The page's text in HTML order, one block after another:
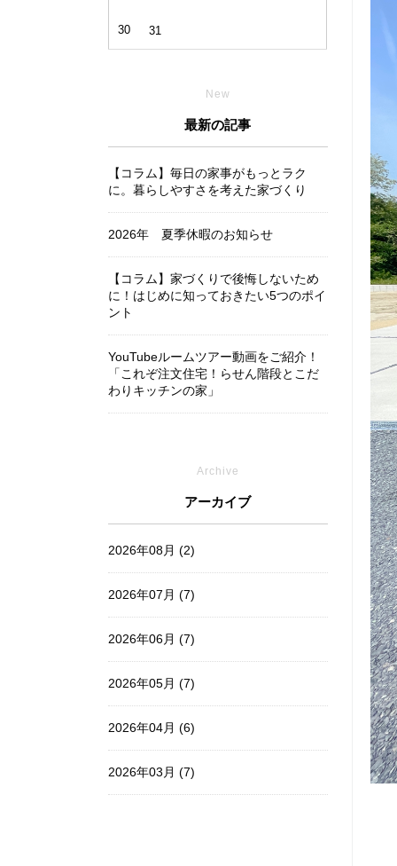
30 31
New
最新の記事
【コラム】毎日の家事がもっとラク
に。暮らしやすさを考えた家づくり
2026年 夏季休暇のお知らせ
【コラム】家づくりで後悔しないため
に！はじめに知っておきたい5つのポイ
ント
YouTubeルームツアー動画をご紹介！
「これぞ注文住宅！らせん階段とこだ
わりキッチンの家」
Archive
アーカイブ
2026年08月 (2)
2026年07月 (7)
2026年06月 (7)
2026年05月 (7)
2026年04月 (6)
2026年03月 (7)